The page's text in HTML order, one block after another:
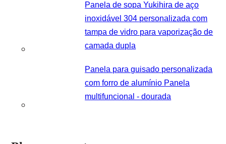
Panela de sopa Yukihira de aço
inoxidável 304 personalizada com
tampa de vidro para vaporização de
camada dupla
Panela para guisado personalizada
com forro de alumínio Panela
multifuncional - dourada